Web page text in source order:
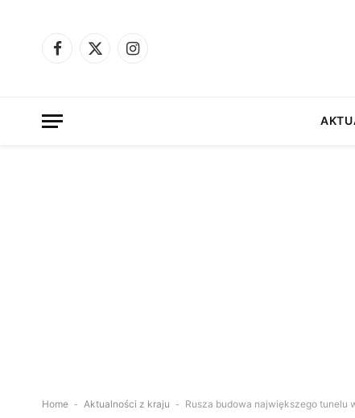
Facebook
X
Instagram
Home - Aktualności z kraju - Rusza budowa największego tunelu